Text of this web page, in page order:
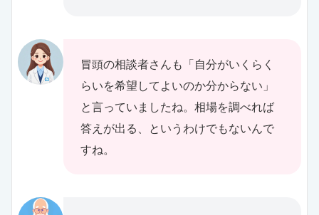
冒頭の相談者さんも「自分がいくらく
らいを希望してよいのか分からない」
と言っていましたね。相場を調べれば
答えが出る、というわけでもないんで
すね。